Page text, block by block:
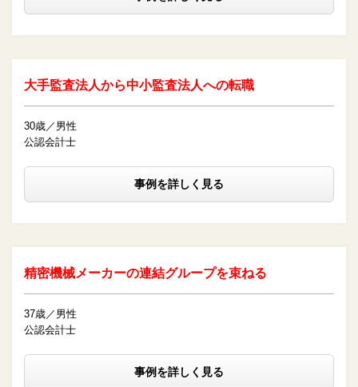
大手監査法人から中小監査法人への転職
30歳／男性
公認会計士
事例を詳しく見る
精密機械メーカーの連結グループを束ねる
37歳／男性
公認会計士
事例を詳しく見る